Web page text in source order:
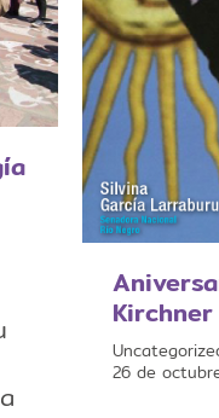
Kirchner
26 de